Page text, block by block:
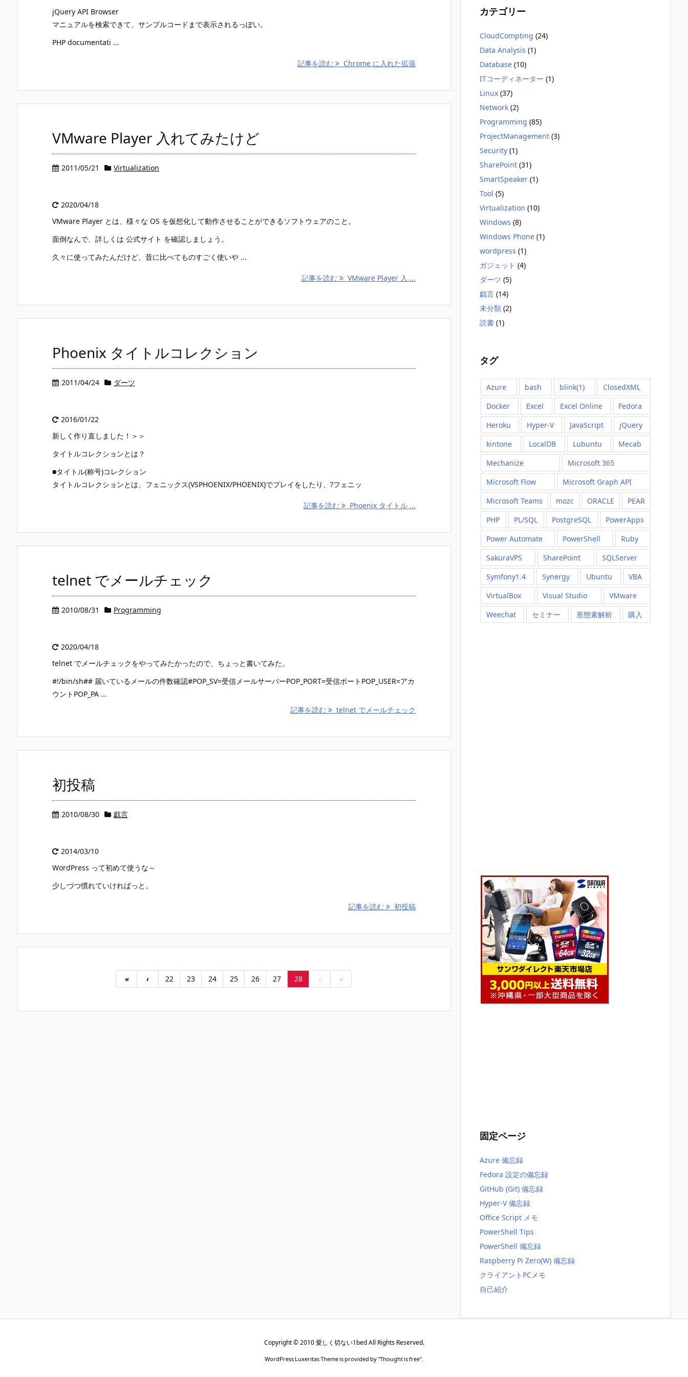
jQuery API Browser
マニュアルを検索できて、サンプルコードまで表示されるっぽい。
PHP documentati ...
記事を読む Chrome に入れた拡張
VMware Player 入れてみたけど
2011/05/21 Virtualization
2020/04/18
VMware Player とは、様々な OS を仮想化して動作させることができるソフトウェアのこと。
面倒なんで、詳しくは 公式サイト を確認しましょう。
久々に使ってみたんだけど、昔に比べてものすごく使いや ...
記事を読む VMware Player 入 ...
Phoenix タイトルコレクション
2011/04/24 ダーツ
2016/01/22
新しく作り直しました！＞＞
タイトルコレクションとは？
■タイトル(称号)コレクション
タイトルコレクションとは、フェニックス(VSPHOENIX/PHOENIX)でプレイをしたり、?フェニッ
記事を読む Phoenix タイトル ...
telnet でメールチェック
2010/08/31 Programming
2020/04/18
telnet でメールチェックをやってみたかったので、ちょっと書いてみた。
#!/bin/sh## 届いているメールの件数確認#POP_SV=受信メールサーバーPOP_PORT=受信ポートPOP_USER=アカ
ウントPOP_PA ...
記事を読む
telnet でメールチェック
初投稿
2010/08/30 戯言
2014/03/10
WordPress って初めて使うな～
少しづつ慣れていければっと。
記事を読む 初投稿
« ‹ 22 23 24 25 26 27 28 › »
カテゴリー
CloudCompting (24)
Data Analysis (1)
Database (10)
ITコーディネーター (1)
Linux (37)
Network (2)
Programming (85)
ProjectManagement (3)
Security (1)
SharePoint (31)
SmartSpeaker (1)
Tool (5)
Virtualization (10)
Windows (8)
Windows Phone (1)
wordpress (1)
ガジェット (4)
ダーツ (5)
戯言 (14)
未分類 (2)
読書 (1)
タグ
Azure bash blink(1)
ClosedXML
Docker
Excel Excel Online
Fedora
Heroku
Hyper-V JavaScript
jQuery
kintone
LocalDB Lubuntu
Mecab
Mechanize
Microsoft 365
Microsoft Flow
Microsoft Graph API
Microsoft Teams
mozc ORACLE
PEAR
PHP
PL/SQL PostgreSQL
PowerApps
Power Automate
PowerShell
Ruby
SakuraVPS
SharePoint
SQLServer
Symfony1.4
Synergy Ubuntu
VBA
VirtualBox
Visual Studio
VMware
Weechat
セミナー 形態素解析 購入
固定ページ
Azure 備忘録
Fedora 設定の備忘録
GitHub (Git) 備忘録
Hyper-V 備忘録
Office Script メモ
PowerShell Tips
PowerShell 備忘録
Raspberry Pi Zero(W) 備忘録
クライアントPCメモ
自己紹介
Copyright ©2010 愛しく切ない1bedAll Rights Reserved.
WordPress Luxeritas Theme is provided by "Thought is free".